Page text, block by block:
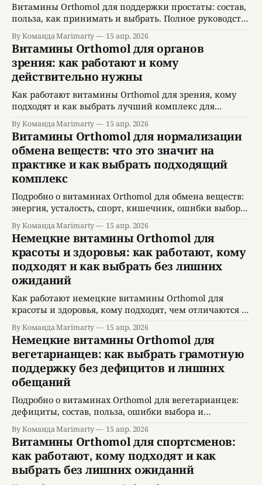
Витамины Orthomol для поддержки простаты: состав,
польза, как принимать и выбрать. Полное руководство
By Команда Marimarty 15 апр. 2026
Витамины Orthomol для органов
зрения: как работают и кому
действительно нужны
Как работают витамины Orthomol для зрения, кому
подходят и как выбрать лучший комплекс для
защиты глаз и улучшения зрения.
By Команда Marimarty 15 апр. 2026
Витамины Orthomol для нормализации
обмена веществ: что это значит на
практике и как выбрать подходящий
комплекс
Подробно о витаминах Orthomol для обмена веществ:
энергия, усталость, спорт, кишечник, ошибки выбора
и практические советы.
By Команда Marimarty 15 апр. 2026
Немецкие витамины Orthomol для
красоты и здоровья: как работают, кому
подходят и как выбрать без лишних
ожиданий
Как работают немецкие витамины Orthomol для
красоты и здоровья, кому подходят, чем отличаются и
как выбрать комплекс без ошибок.
By Команда Marimarty 15 апр. 2026
Немецкие витамины Orthomol для
вегетарианцев: как выбрать грамотную
поддержку без дефицитов и лишних
обещаний
Подробно о витаминах Orthomol для вегетарианцев:
дефициты, состав, польза, ошибки выбора и
практические рекомендации.
By Команда Marimarty 15 апр. 2026
Витамины Orthomol для спортсменов:
как работают, кому подходят и как
выбрать без лишних ожиданий